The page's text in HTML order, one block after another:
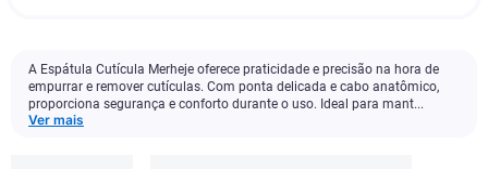
A Espátula Cutícula Merheje oferece praticidade e precisão na hora de
empurrar e remover cutículas. Com ponta delicada e cabo anatômico,
proporciona segurança e conforto durante o uso. Ideal para mant...
Ver mais